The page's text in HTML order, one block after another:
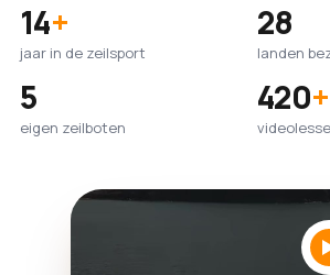
14+
jaar in de zeilsport
28
landen
5
eigen zeilboten
420+